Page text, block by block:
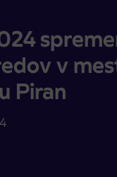
voznih redov v
v
Piran